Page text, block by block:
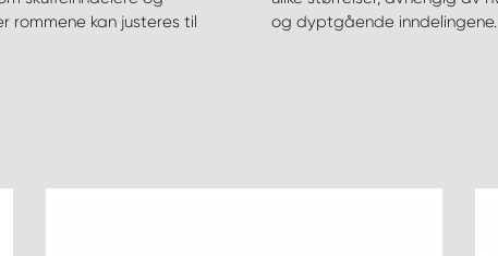
rommene kan justeres til
og dyptgående inndelingene.